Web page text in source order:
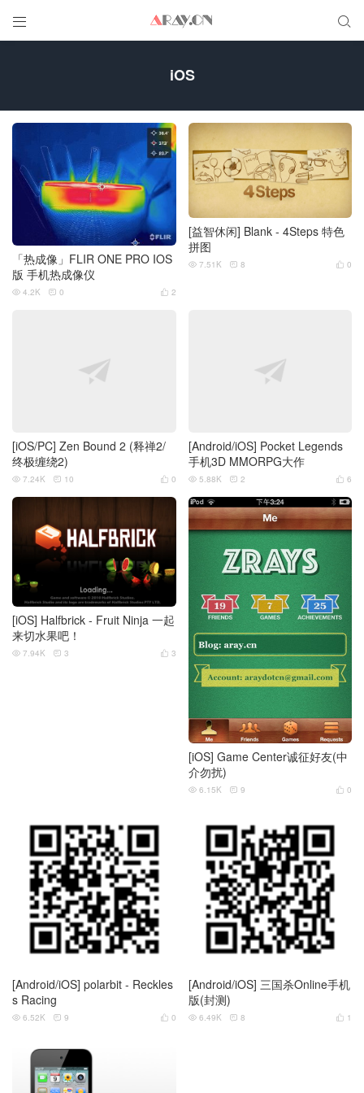
 
iOS
「热成像」FLIR ONE PRO IOS
版 手机热成像仪
 2
 4.2K  0
[益智休闲] Blank - 4Steps 特色
拼图
 0
 7.51K  8
[iOS/PC] Zen Bound 2 (释禅2/
终极缠绕2)
 0
 7.24K  10
[Android/iOS] Pocket Legends
手机3D MMORPG大作
 6
 5.88K  2
[iOS] Halfbrick - Fruit Ninja 一起
来切水果吧！
 3
 7.94K  3
[iOS] Game Center诚征好友(中
介勿扰)
 0
 6.15K  9
[Android/iOS] polarbit - Reckles
s Racing
 0
 6.52K  9
[Android/iOS] 三国杀Online手机
版(封测)
 1
 6.49K  8